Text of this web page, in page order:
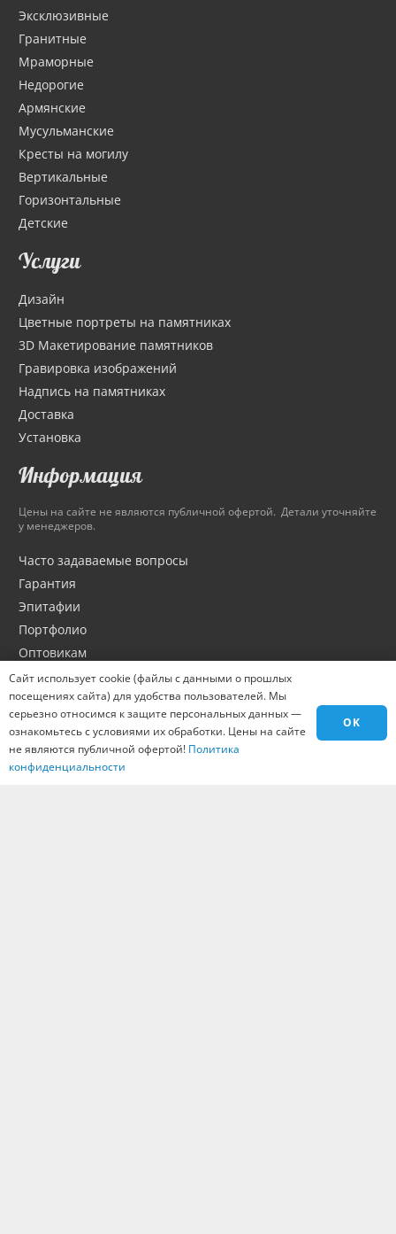
Эксклюзивные
Гранитные
Мраморные
Недорогие
Армянские
Мусульманские
Кресты на могилу
Вертикальные
Горизонтальные
Детские
Услуги
Дизайн
Цветные портреты на памятниках
3D Макетирование памятников
Гравировка изображений
Надпись на памятниках
Доставка
Установка
Информация
Цены на сайте не являются публичной офертой. Детали уточняйте
у менеджеров.
Часто задаваемые вопросы
Гарантия
Эпитафии
Портфолио
Оптовикам
Материалы
Города
Контакты
Вакансии
Сайт использует cookie (файлы с данными о прошлых
посещениях сайта) для удобства пользователей. Мы
серьезно относимся к защите персональных данных —
ознакомьтесь с условиями их обработки. Цены на сайте
не являются публичной офертой! Политика
конфиденциальности
OK